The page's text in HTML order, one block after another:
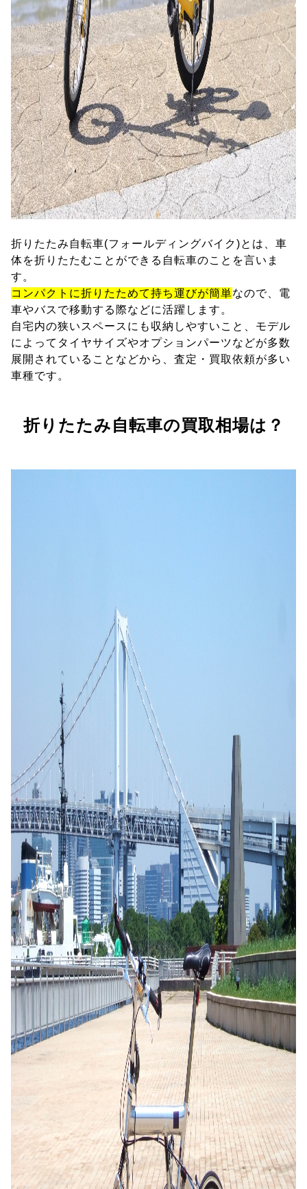
折りたたみ自転車(フォールディングバイク)とは、車
体を折りたたむことができる自転車のことを言いま
す。
コンパクトに折りたためて持ち運びが簡単なので、電
車やバスで移動する際などに活躍します。
自宅内の狭いスペースにも収納しやすいこと、モデル
によってタイヤサイズやオプションパーツなどが多数
展開されていることなどから、査定・買取依頼が多い
車種です。
折りたたみ自転車の買取相場は？